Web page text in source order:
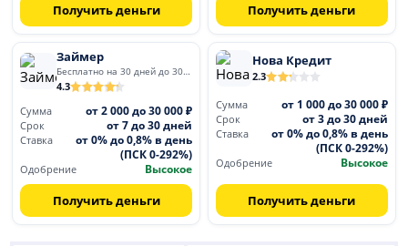
Получить деньги Получить деньги
Займер
Бесплатно на 30 дней до 30 000
4.3
Сумма
от 2 000 до 30 000 ₽
Срок от 7 до 30 дней
Ставка
от 0% до 0,8% в день
(ПСК 0-292%)
Одобрение Высокое
Получить деньги
Нова Кредит
2.3
Сумма от 1 000 до 30 000 ₽
Срок от 3 до 30 дней
Ставка
от 0% до 0,8% в день
(ПСК 0-292%)
Одобрение Высокое
Получить деньги